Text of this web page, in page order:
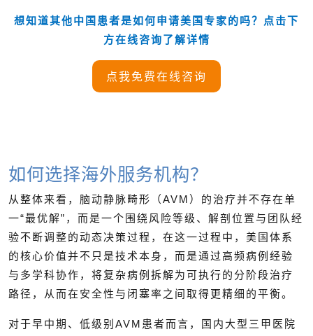
想知道其他中国患者是如何申请美国专家的吗？点击下
方在线咨询了解详情
点我免费在线咨询
如何选择海外服务机构？
从整体来看，脑动静脉畸形（AVM）的治疗并不存在单
一“最优解”，而是一个围绕风险等级、解剖位置与团队经
验不断调整的动态决策过程，在这一过程中，美国体系
的核心价值并不只是技术本身，而是通过高频病例经验
与多学科协作，将复杂病例拆解为可执行的分阶段治疗
路径，从而在安全性与闭塞率之间取得更精细的平衡。
对于早中期、低级别AVM患者而言，国内大型三甲医院